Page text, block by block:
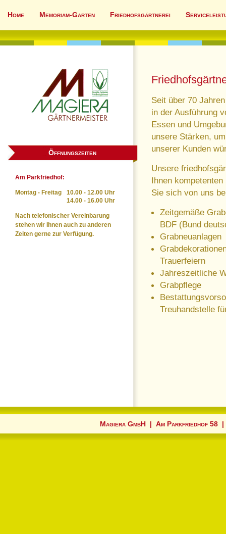
Home Memoriam-Garten Friedhofsgärtnerei
Öffnungszeiten
Am Parkfriedhof:
Montag - Freitag
10.00 - 12.00 Uhr
14.00 - 16.00 Uhr
Nach telefonischer Vereinbarung
stehen wir Ihnen auch zu anderen
Zeiten gerne zur Verfügung.
Seit über 70
in der Ausführung
Essen und
unsere Stärken,
unserer Kunden
Unsere
Ihnen
Sie sich von uns
Zeitgemäße
BDF (Bund
Grabneuanlagen
Trauerfeiern
Jahreszeitliche
Grabpflege
Treuhandstelle
Magiera GmbH | Am Parkfriedhof